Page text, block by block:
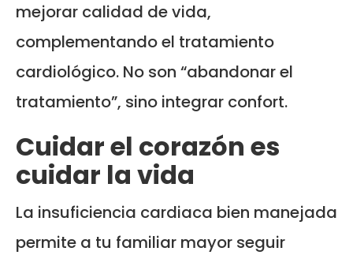
mejorar calidad de vida,
complementando el tratamiento
cardiológico. No son “abandonar el
tratamiento”, sino integrar confort.
Cuidar el corazón es
cuidar la vida
La insuficiencia cardiaca bien manejada
permite a tu familiar mayor seguir